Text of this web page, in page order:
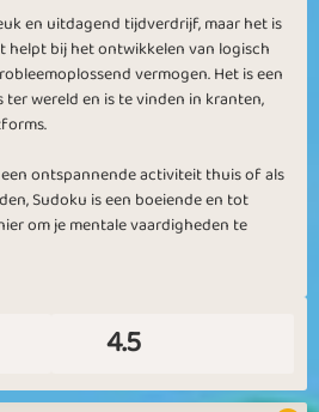
en uitdagend tijdverdrijf, maar het is
helpt bij het ontwikkelen van logisch
vermogen. Het is een
wereld en is te vinden in kranten,
ontspannende activiteit thuis of als
Sudoku is een boeiende en tot
om je mentale vaardigheden te
4.5